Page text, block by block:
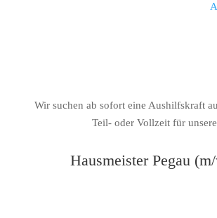
Wir suchen ab sofort eine Aushilfskraft
Teil- oder Vollzeit für
Hausmeister Pegau